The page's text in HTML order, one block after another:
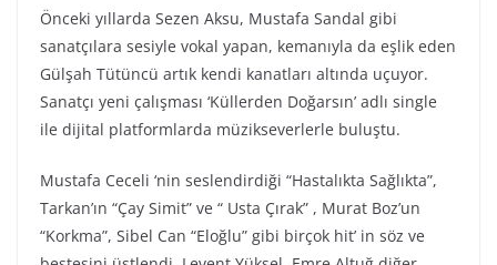
Önceki yıllarda Sezen Aksu, Mustafa Sandal gibi
sanatçılara sesiyle vokal yapan, kemanıyla da eşlik eden
Gülşah Tütüncü artık kendi kanatları altında uçuyor.
Sanatçı yeni çalışması ‘Küllerden Doğarsın’ adlı single
ile dijital platformlarda müzikseverlerle buluştu.
Mustafa Ceceli ‘nin seslendirdiği “Hastalıkta Sağlıkta”,
Tarkan’ın “Çay Simit” ve “ Usta Çırak” , Murat Boz’un
“Korkma”, Sibel Can “Eloğlu” gibi birçok hit’ in söz ve